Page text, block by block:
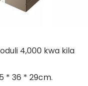
4,000 kwa kila
* 36 * 29cm.